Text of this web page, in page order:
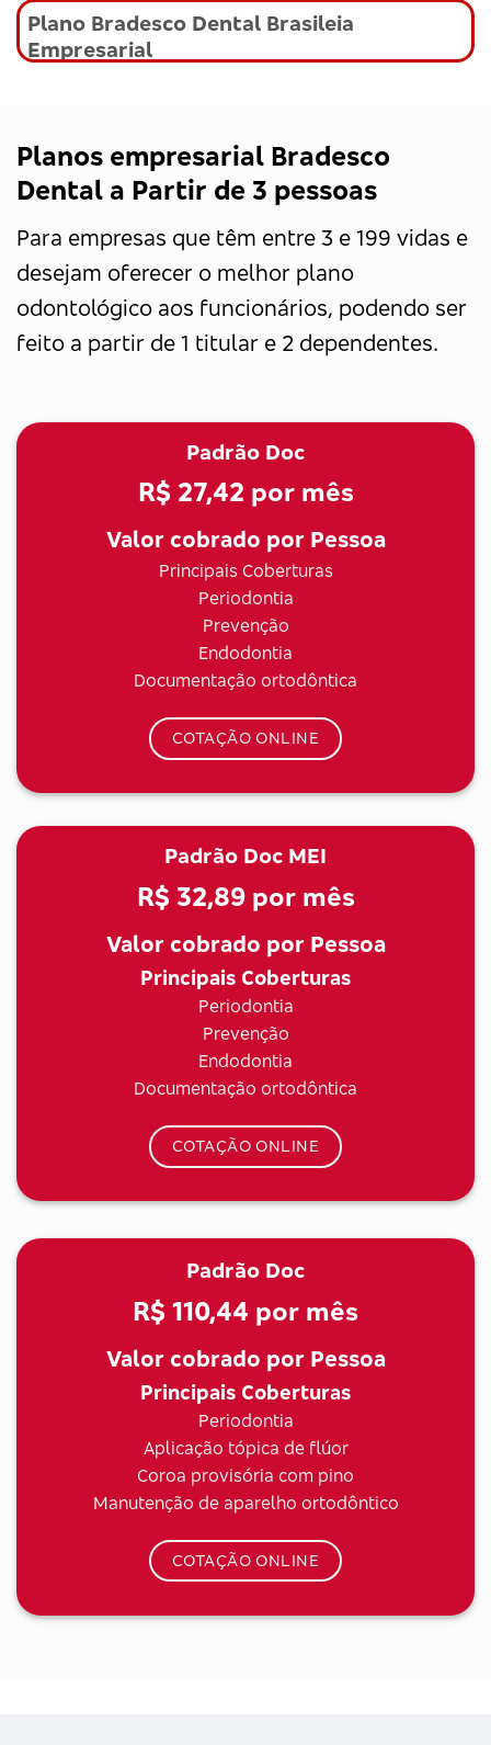
Plano Bradesco Dental Brasileia
Empresarial
Planos empresarial Bradesco
Dental a Partir de 3 pessoas
Para empresas que têm entre 3 e 199 vidas e
desejam oferecer o melhor plano
odontológico aos funcionários, podendo ser
feito a partir de 1 titular e 2 dependentes.
Padrão Doc
R$ 27,42 por mês
Valor cobrado por Pessoa
Principais Coberturas
Periodontia
Prevenção
Endodontia
Documentação ortodôntica
COTAÇÃO ONLINE
Padrão Doc MEI
R$ 32,89por mês
Valor cobrado por Pessoa
Principais Coberturas
Periodontia
Prevenção
Endodontia
Documentação ortodôntica
COTAÇÃO ONLINE
Padrão Doc
R$ 110,44 por mês
Valor cobrado por Pessoa
Principais Coberturas
Periodontia
Aplicação tópica de flúor
Coroa provisória com pino
Manutenção de aparelho ortodôntico
COTAÇÃO ONLINE